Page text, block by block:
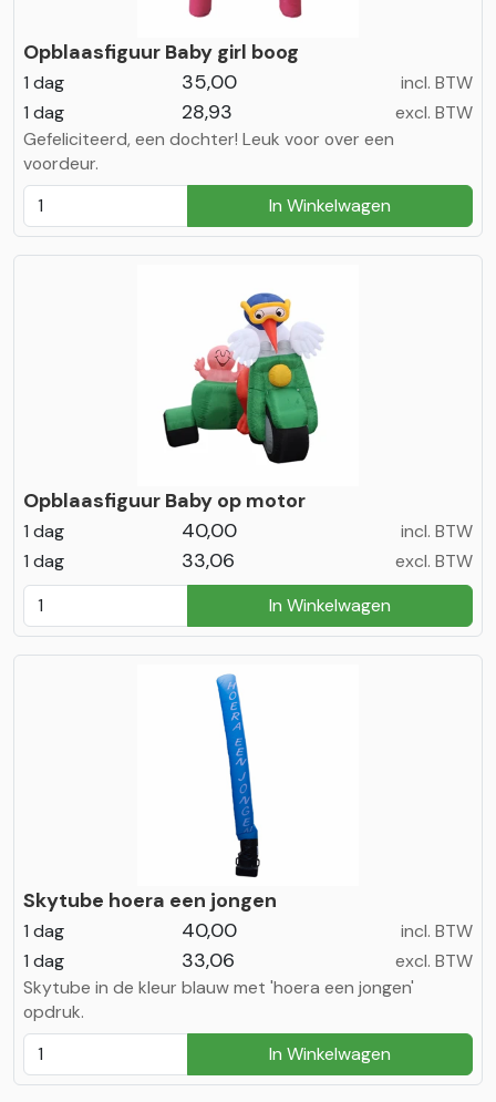
Opblaasfiguur Baby girl boog
1 dag 35,00
incl. BTW
1 dag
28,93
excl. BTW
Gefeliciteerd, een dochter! Leuk voor over een
voordeur.
In Winkelwagen
Opblaasfiguur Baby op motor
1 dag 40,00
incl. BTW
1 dag
33,06
excl. BTW
In Winkelwagen
Skytube hoera een jongen
1 dag 40,00
incl. BTW
1 dag
33,06
excl. BTW
Skytube in de kleur blauw met 'hoera een jongen'
opdruk.
In Winkelwagen